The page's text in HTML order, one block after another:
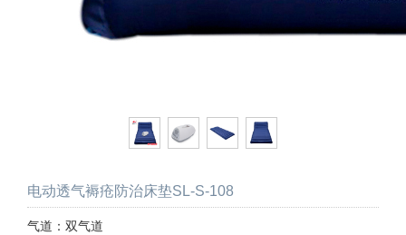
电动透气褥疮防治床垫SL-S-108
气道：双气道